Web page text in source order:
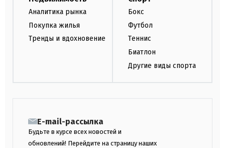
Аналитика рынка
Покупка жилья
Тренды и вдохновение
Бокс
Футбол
Теннис
Биатлон
Другие виды спорта
E-mail-рассылка
Будьте в курсе всех новостей и
обновлений! Перейдите на страницу наших